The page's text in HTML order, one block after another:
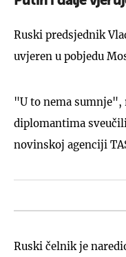
Ruski predsjednik
uvjeren u pobjedu
"U to nema sumnje",
diplomantima
novinskoj agenciji
Ruski čelnik je